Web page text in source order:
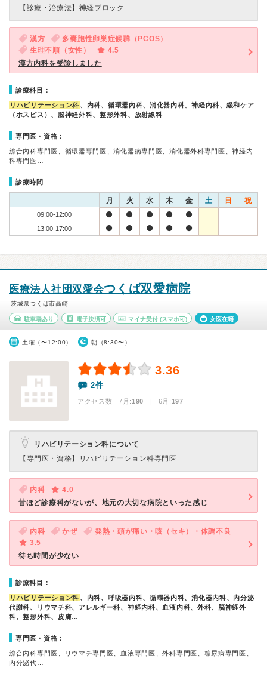
【診療・治療法】 神経ブロック
漢方
多嚢胞性卵巣症候群（PCOS）
生理不順（女性）
4.5
漢方内科を受診しました
診療科目：
リハビリテーション科 、内科、循環器内科、消化器内科、神経内科、緩和ケア
（ホスピス）、脳神経外科、整形外科、放射線科
専門医・資格：
総合内科専門医、循環器専門医、消化器病専門医、消化器外科専門医、神経内
科専門医…
診療時間
月 火 水 木 金 土 日 祝
09:00-12:00
13:00-17:00
医療法人社団双愛会つくば双愛病院
茨城県つくば市高崎
駐車場あり 電子決済可 マイナ受付 (スマホ可) 女医在籍
土曜（〜12:00） 朝（8:30〜）
3.36
2件
アクセス数 7月:190 | 6月:197
リハビリテーション科について
【専門医・資格】
リハビリテーション科専門医
内科
4.0
昔ほど診療科がないが、地元の大切な病院といった感じ
内科 かぜ
発熱・頭が痛い・咳（セキ）・体調不良
3.5
待ち時間が少ない
診療科目：
リハビリテーション科 、内科、呼吸器内科、循環器内科、消化器内科、内分泌
代謝科、リウマチ科、アレルギー科、神経内科、血液内科、外科、脳神経外
科、整形外科、皮膚…
専門医・資格：
総合内科専門医、リウマチ専門医、血液専門医、外科専門医、糖尿病専門医、
内分泌代…